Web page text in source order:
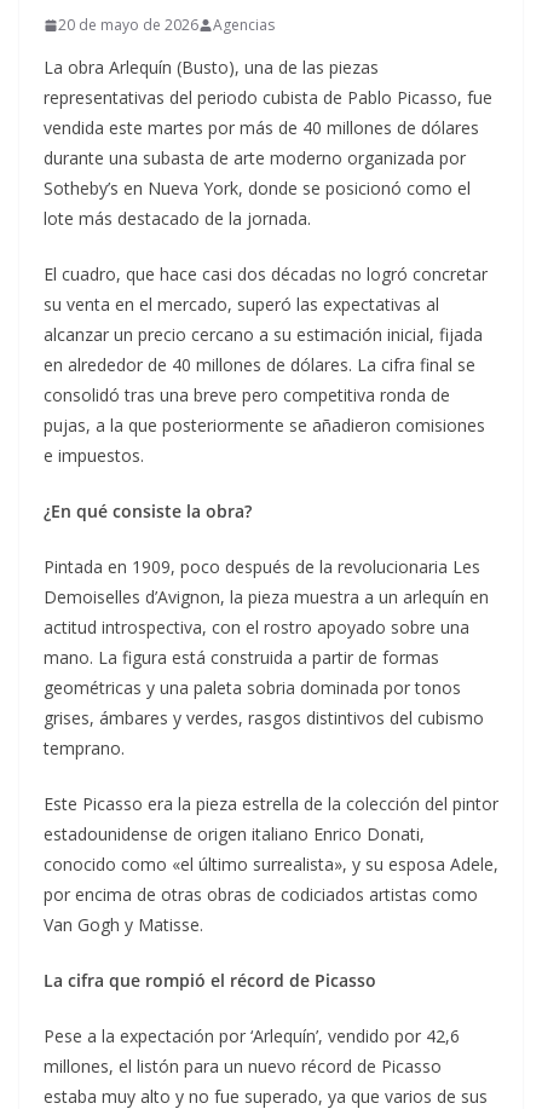
20 de mayo de 2026 Agencias
La obra Arlequín (Busto), una de las piezas
representativas del periodo cubista de Pablo Picasso, fue
vendida este martes por más de 40 millones de dólares
durante una subasta de arte moderno organizada por
Sotheby’s en Nueva York, donde se posicionó como el
lote más destacado de la jornada.
El cuadro, que hace casi dos décadas no logró concretar
su venta en el mercado, superó las expectativas al
alcanzar un precio cercano a su estimación inicial, fijada
en alrededor de 40 millones de dólares. La cifra final se
consolidó tras una breve pero competitiva ronda de
pujas, a la que posteriormente se añadieron comisiones
e impuestos.
¿En qué consiste la obra?
Pintada en 1909, poco después de la revolucionaria Les
Demoiselles d’Avignon, la pieza muestra a un arlequín en
actitud introspectiva, con el rostro apoyado sobre una
mano. La figura está construida a partir de formas
geométricas y una paleta sobria dominada por tonos
grises, ámbares y verdes, rasgos distintivos del cubismo
temprano.
Este Picasso era la pieza estrella de la colección del pintor
estadounidense de origen italiano Enrico Donati,
conocido como «el último surrealista», y su esposa Adele,
por encima de otras obras de codiciados artistas como
Van Gogh y Matisse.
La cifra que rompió el récord de Picasso
Pese a la expectación por ‘Arlequín’, vendido por 42,6
millones, el listón para un nuevo récord de Picasso
estaba muy alto y no fue superado, ya que varios de sus